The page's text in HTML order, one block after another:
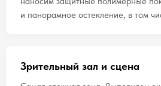
и панорамное остекление, в том
Зрительный зал и сцена